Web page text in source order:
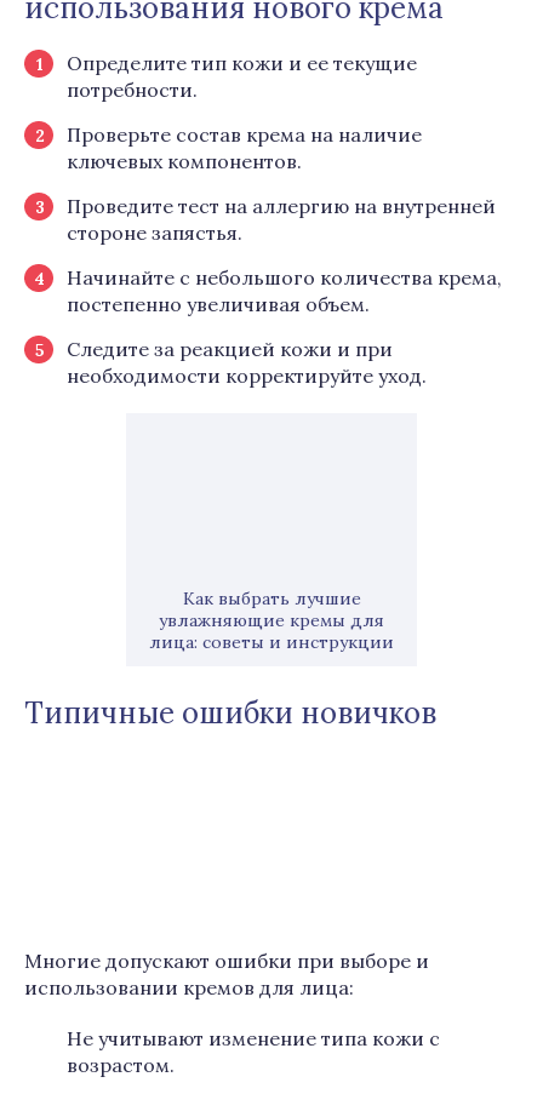
использования нового крема
Определите тип кожи и ее текущие
потребности.
Проверьте состав крема на наличие
ключевых компонентов.
Проведите тест на аллергию на внутренней
стороне запястья.
Начинайте с небольшого количества крема,
постепенно увеличивая объем.
Следите за реакцией кожи и при
необходимости корректируйте уход.
Как выбрать лучшие
увлажняющие кремы для
лица: советы и инструкции
Типичные ошибки новичков
Многие допускают ошибки при выборе и
использовании кремов для лица:
Не учитывают изменение типа кожи с
возрастом.